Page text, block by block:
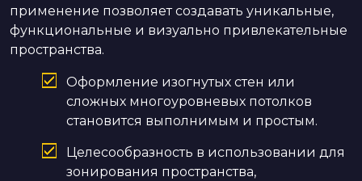
применение позволяет создавать уникальные,
функциональные и визуально привлекательные
пространства.
Оформление изогнутых стен или
сложных многоуровневых потолков
становится выполнимым и простым.
Целесообразность в использовании для
зонирования пространства,